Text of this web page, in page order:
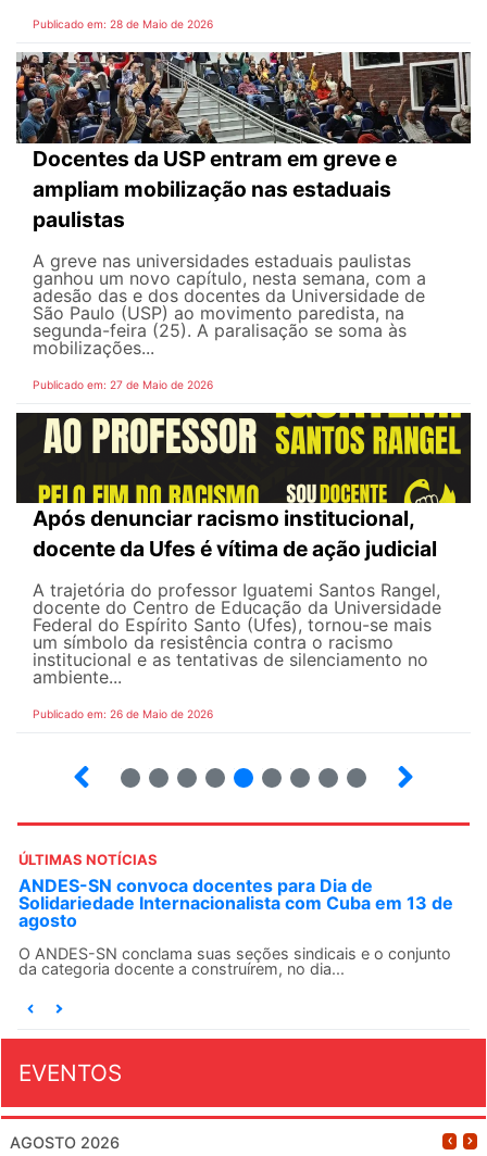
Publicado em: 28 de Maio de 2026
Docentes da USP entram em greve e
ampliam mobilização nas estaduais
paulistas
A greve nas universidades estaduais paulistas
ganhou um novo capítulo, nesta semana, com a
adesão das e dos docentes da Universidade de
São Paulo (USP) ao movimento paredista, na
segunda-feira (25). A paralisação se soma às
mobilizações...
Publicado em: 27 de Maio de 2026
Após denunciar racismo institucional,
docente da Ufes é vítima de ação judicial
A trajetória do professor Iguatemi Santos Rangel,
docente do Centro de Educação da Universidade
Federal do Espírito Santo (Ufes), tornou-se mais
um símbolo da resistência contra o racismo
institucional e as tentativas de silenciamento no
ambiente...
Publicado em: 26 de Maio de 2026
ÚLTIMAS NOTÍCIAS
ANDES-SN convoca docentes para Dia de
Solidariedade Internacionalista com Cuba em 13 de
agosto
O ANDES-SN conclama suas seções sindicais e o conjunto
da categoria docente a construírem, no dia...
EVENTOS
AGOSTO 2026